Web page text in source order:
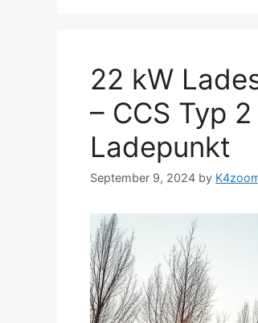
22 kW
– CCS Typ
Ladepunkt
September 9, 2024 by